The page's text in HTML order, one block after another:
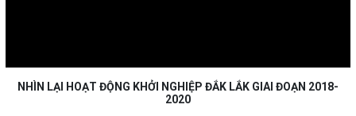
NHÌN LẠI HOẠT ĐỘNG KHỞI NGHIỆP ĐẮK LẮK GIAI ĐOẠN 2018-
2020